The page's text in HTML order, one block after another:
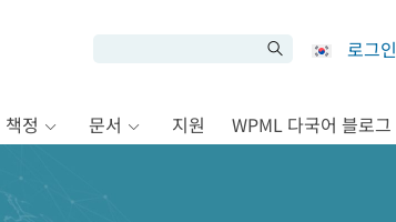
로그인
정 문서 지원 WPML 다국어 블로그